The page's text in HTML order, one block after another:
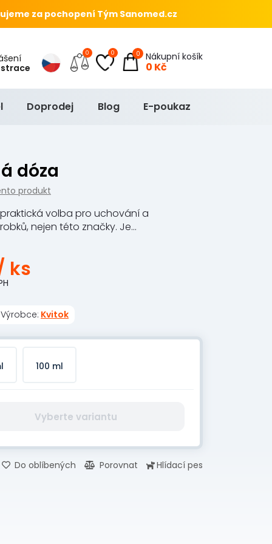
za pochopení Tým Sanomed.cz
0 0 Nákupní košík
0 Kč
0
Doprodej Blog E-poukaz
dóza
produkt
volba pro uchování a
nejen této značky. Je...
ks
Výrobce: Kvitok
100 ml
Vyberte variantu
Do oblíbených Porovnat Hlídací pes